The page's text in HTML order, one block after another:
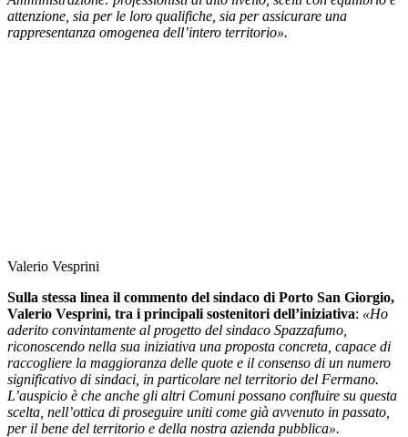
attenzione, sia per le loro qualifiche, sia per assicurare una
rappresentanza omogenea dell’intero territorio».
Valerio Vesprini
Sulla stessa linea il commento del sindaco di Porto San Giorgio,
Valerio Vesprini, tra i principali sostenitori dell’iniziativa: «Ho
aderito convintamente al progetto del sindaco Spazzafumo,
riconoscendo nella sua iniziativa una proposta concreta, capace di
raccogliere la maggioranza delle quote e il consenso di un numero
significativo di sindaci, in particolare nel territorio del Fermano.
L’auspicio è che anche gli altri Comuni possano confluire su questa
scelta, nell’ottica di proseguire uniti come già avvenuto in passato,
per il bene del territorio e della nostra azienda pubblica».